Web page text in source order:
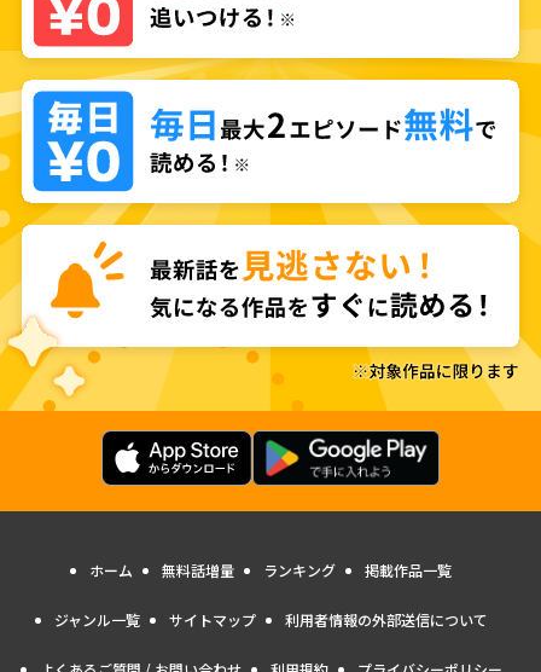
ホーム 無料話増量 ランキング 掲載作品一覧
ジャンル一覧 サイトマップ 利用者情報の外部送信について